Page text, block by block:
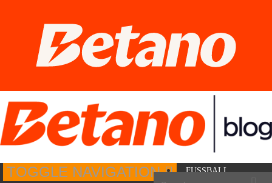
TOGGLE NAVIGATION FUSSBALL